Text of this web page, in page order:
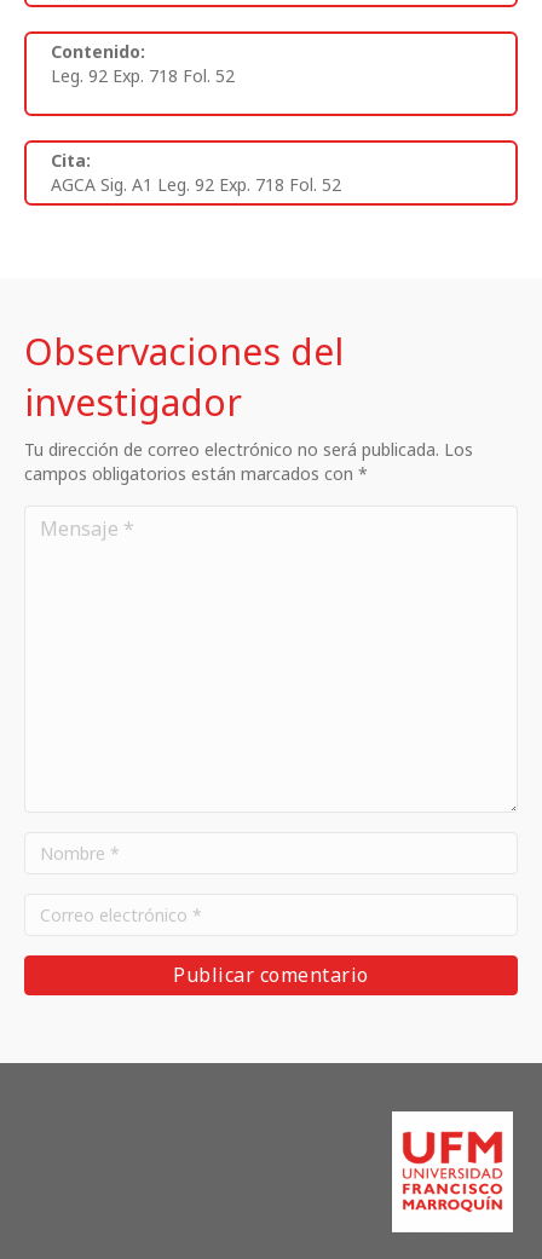
Contenido:
Leg. 92 Exp. 718 Fol. 52
Cita:
AGCA Sig. A1 Leg. 92 Exp. 718 Fol. 52
Observaciones del
investigador
Tu dirección de correo electrónico no será publicada. Los
campos obligatorios están marcados con *